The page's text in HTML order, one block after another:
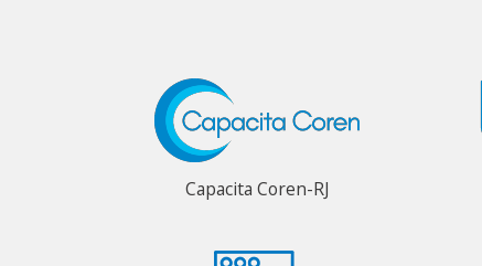
Capacita Coren-RJ